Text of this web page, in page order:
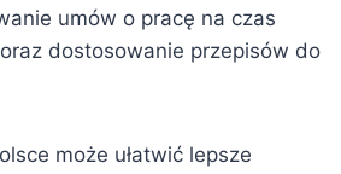
umów o pracę na czas
dostosowanie przepisów do
może ułatwić lepsze